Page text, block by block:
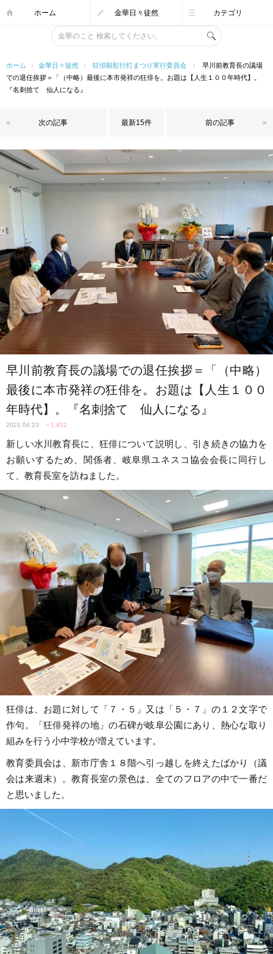
ホーム 金華日々徒然 カテゴリ
ホーム › 金華日々徒然 › 狂俳顯彰行灯まつり実行委員会 ›
早川前教育長の議場
での退任挨拶＝「（中略）最後に本市発祥の狂俳を。お題は【人生１００年時代】。
『名刺捨て 仙人になる』
次の記事
« 最新15件 前の記事 »
早川前教育長の議場での退任挨拶＝「（中略）
最後に本市発祥の狂俳を。お題は【人生１００
年時代】。『名刺捨て 仙人になる』
2021.04.23 ♥ 1,652
新しい水川教育長に、狂俳について説明し、引き続きの協力を
お願いするため、関係者、岐阜県ユネスコ協会会長に同行し
て、教育長室を訪ねました。
狂俳は、お題に対して「７・５」又は「５・７」の１２文字で
作句。「狂俳発祥の地」の石碑が岐阜公園にあり、熱心な取り
組みを行う小中学校が増えています。
教育委員会は、新市庁舎１８階へ引っ越しを終えたばかり（議
会は来週末）。教育長室の景色は、全てのフロアの中で一番だ
と思いました。